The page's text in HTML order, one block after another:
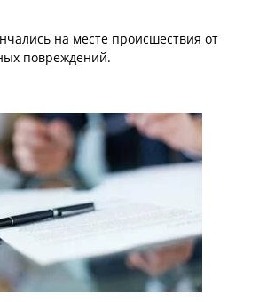
на месте происшествия от
повреждений.